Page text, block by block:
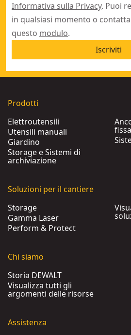
Informativa sulla Privacy. Puoi
in qualsiasi momento o
questo modulo.
Iscriviti
Prodotti
Elettroutensili
Utensili manuali
Giardino
Storage e Sistemi di
archiviazione
Soluzioni per il cantiere
Storage
Gamma Laser
Perform & Protect
Chi siamo
Storia DEWALT
Visualizza tutti gli
argomenti delle risorse
Assistenza